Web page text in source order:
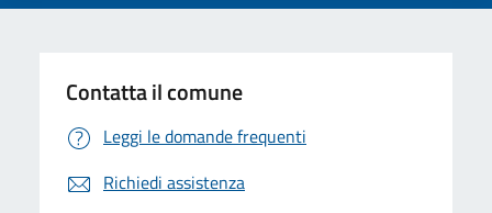
Contatta il comune
Leggi le domande frequenti
Richiedi assistenza